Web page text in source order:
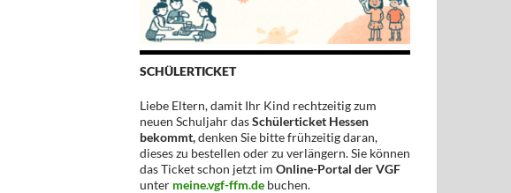
SCHÜLERTICKET
Liebe Eltern, damit Ihr Kind rechtzeitig zum
neuen Schuljahr dasSchülerticket Hessen
bekommt,denken Sie bitte frühzeitig daran,
dieses zu bestellen oder zu verlängern. Sie können
das Ticket schon jetzt im Online-Portal der VGF
unter meine.vgf-ffm.de buchen.